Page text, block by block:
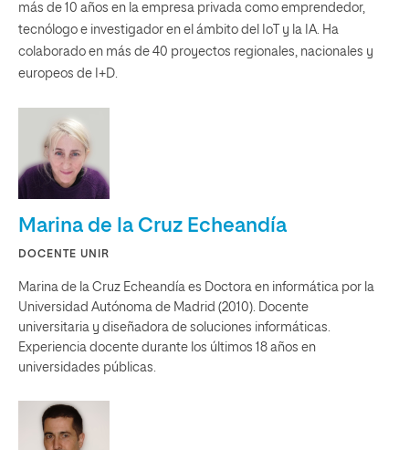
más de 10 años en la empresa privada como emprendedor,
tecnólogo e investigador en el ámbito del IoT y la IA. Ha
colaborado en más de 40 proyectos regionales, nacionales y
europeos de I+D.
Marina de la Cruz Echeandía
DOCENTE UNIR
Marina de la Cruz Echeandía es Doctora en informática por la
Universidad Autónoma de Madrid (2010). Docente
universitaria y diseñadora de soluciones informáticas.
Experiencia docente durante los últimos 18 años en
universidades públicas.